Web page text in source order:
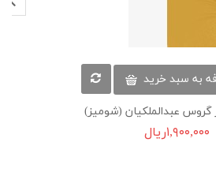
به سبد خرید
گروس عبدالملکیان (شومیز)
۱,۹۰۰,۰۰۰ریال